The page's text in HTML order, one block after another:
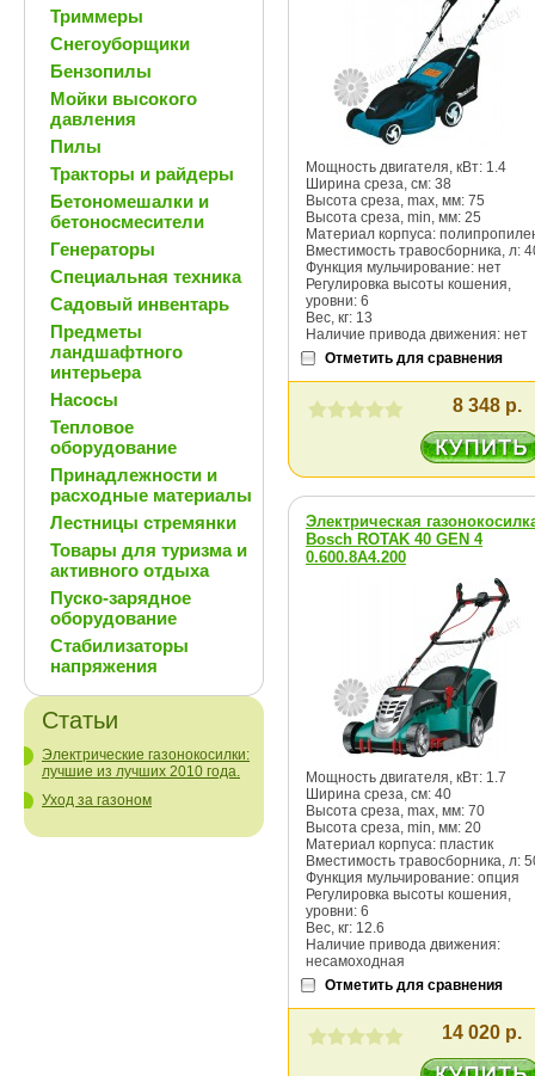
Триммеры
Снегоуборщики
Бензопилы
Мойки высокого
давления
Пилы
Тракторы и райдеры
Бетономешалки и
бетоносмесители
Генераторы
Специальная техника
Садовый инвентарь
Предметы
ландшафтного
интерьера
Насосы
Тепловое
оборудование
Принадлежности и
расходные материалы
Лестницы стремянки
Товары для туризма и
активного отдыха
Пуско-зарядное
оборудование
Стабилизаторы
напряжения
Статьи
Электрические газонокосилки:
лучшие из лучших 2010 года.
Уход за газоном
Мощность двигателя, кВт: 1.4
Ширина среза, см: 38
Высота среза, max, мм: 75
Высота среза, min, мм: 25
Материал корпуса:
Вместимость травосборника, л:
Функция мульчирование: нет
Регулировка высоты кошения,
уровни: 6
Вес, кг: 13
Наличие привода движения: нет
Отметить для сравнения
8 348 р.
Электрическая
Bosch ROTAK 40 GEN 4
0.600.8A4.200
Мощность двигателя, кВт: 1.7
Ширина среза, см: 40
Высота среза, max, мм: 70
Высота среза, min, мм: 20
Материал корпуса: пластик
Вместимость травосборника, л:
Функция мульчирование: опция
Регулировка высоты кошения,
уровни: 6
Вес, кг: 12.6
Наличие привода движения:
несамоходная
Отметить для сравнения
14 020 р.